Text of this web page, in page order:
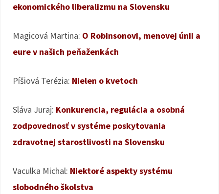
ekonomického liberalizmu na Slovensku
Magicová Martina: O Robinsonovi, menovej únii a
eure v našich peňaženkách
Píšiová Terézia: Nielen o kvetoch
Sláva Juraj: Konkurencia, regulácia a osobná
zodpovednosť v systéme poskytovania
zdravotnej starostlivosti na Slovensku
Vaculka Michal: Niektoré aspekty systému
slobodného školstva